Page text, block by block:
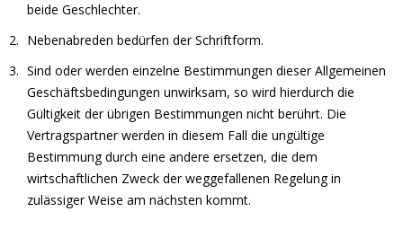
beide Geschlechter.
Nebenabreden bedürfen der Schriftform.
Sind oder werden einzelne Bestimmungen dieser Allgemeinen
Geschäftsbedingungen unwirksam, so wird hierdurch die
Gültigkeit der übrigen Bestimmungen nicht berührt. Die
Vertragspartner werden in diesem Fall die ungültige
Bestimmung durch eine andere ersetzen, die dem
wirtschaftlichen Zweck der weggefallenen Regelung in
zulässiger Weise am nächsten kommt.